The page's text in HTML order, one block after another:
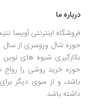
درباره ما
فروشگاه اینترنتی آویسا
بکارگیری شیوه های نوین
حوزه خرید روشی را
باشد، و از سوی دیگر
داشته باشد.